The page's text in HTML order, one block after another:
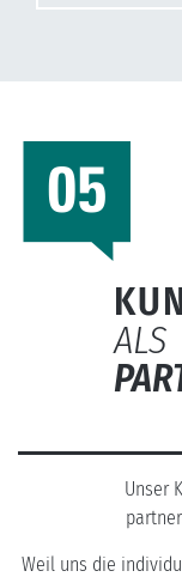
Unser
Weil uns die
ALS